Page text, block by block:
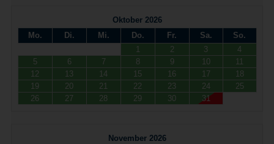
Oktober 2026
Mo.
Di. Mi. Do. Fr. Sa.
So.
1
2 3
4
5
6 7 8 9 10
11
12
13 14 15 16 17
18
19
20 21 22 23 24
25
26
27 28 29 30 31
November 2026